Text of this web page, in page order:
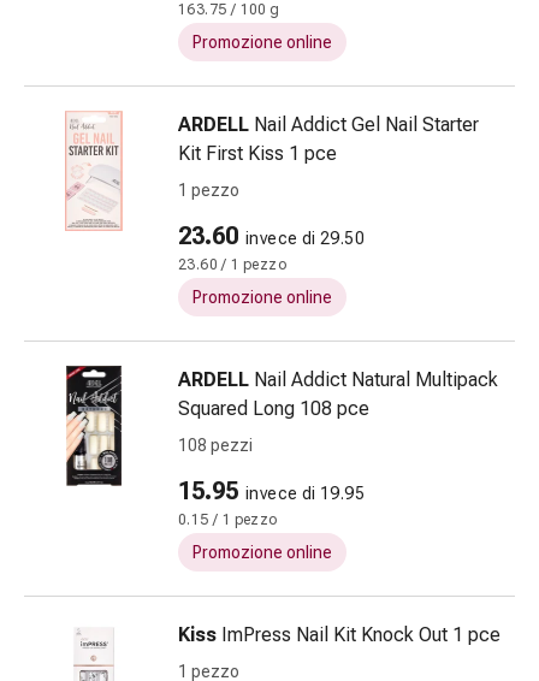
sostegno
Circolazione
sanguigna
Cessazione
fumo
Vene
Disturbi
cardiaci
nervosi
Disturbi
della
memoria
della
concentrazione
da
fieno
163.75 / 100 g
Promozione online
ARDELL Nail Addict Gel Nail Starter
Kit First Kiss 1 pce
1 pezzo
23.60 invece di 29.50
23.60 / 1 pezzo
Promozione online
ARDELL Nail Addict Natural Multipack
Squared Long 108 pce
108 pezzi
15.95 invece di 19.95
0.15 / 1 pezzo
Promozione online
Kiss ImPress Nail Kit Knock Out 1 pce
1 pezzo